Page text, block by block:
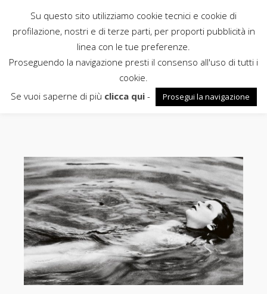
Rubbettino
estasi
Su questo sito utilizziamo cookie tecnici e cookie di
profilazione, nostri e di terze parti, per proporti pubblicità in
linea con le tue preferenze.
Proseguendo la navigazione presti il consenso all'uso di tutti i
cookie.
Se vuoi saperne di più clicca qui- Prosegui la navigazione